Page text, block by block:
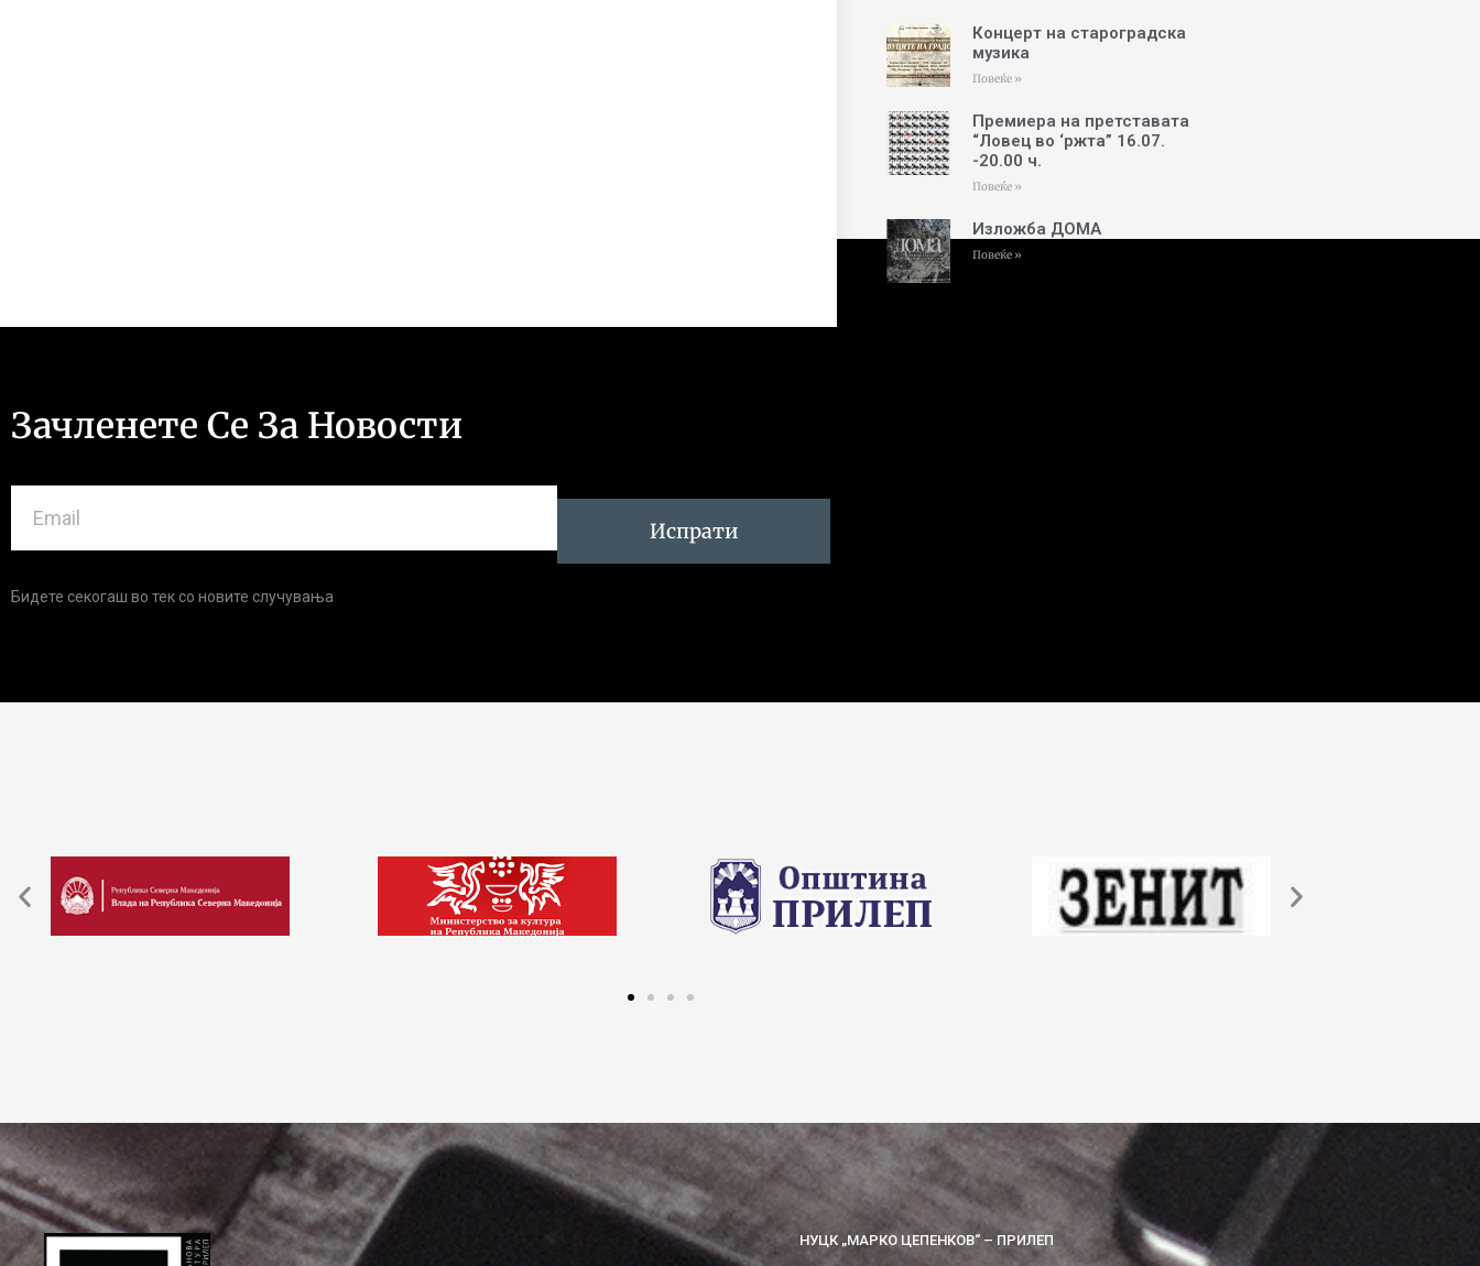
Концерт на староградска
музика
Повеќе »
Премиера на претставата
“Ловец во ‘ржта” 16.07.
-20.00 ч.
Повеќе »
Изложба ДОМА
Повеќе »
Зачленете Се За Новости
Испрати
Бидете секогаш во тек со новите случувања
НУЦК „МАРКО ЦЕПЕНКОВ“ – ПРИЛЕП